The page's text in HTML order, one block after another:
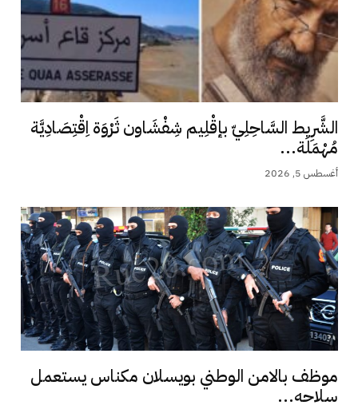
الشَّرِيط السَّاحِلِيّ بإقْلِيم شِفْشَاون ثَرْوَة اِقْتِصَادِيَّة
مُهْمَلَة...
أغسطس 5, 2026
موظف بالامن الوطني بويسلان مكناس يستعمل
سلاحه...